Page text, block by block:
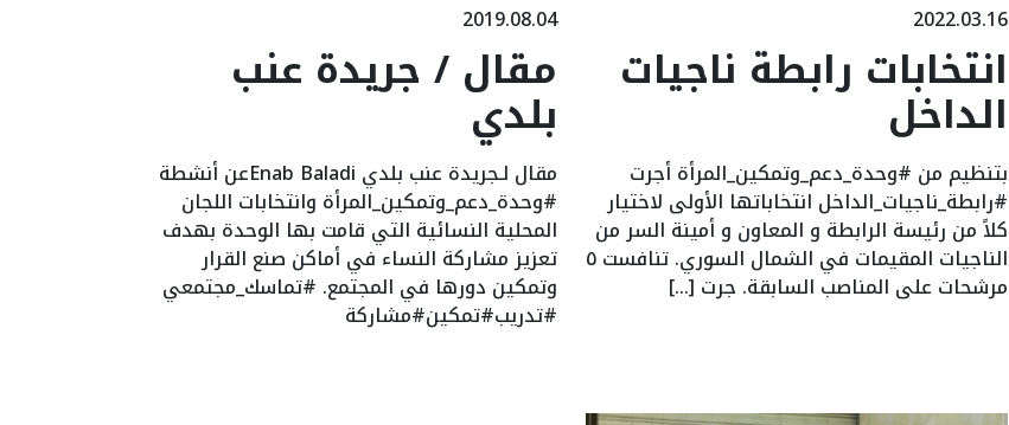
2022.03.16
انتخابات رابطة ناجيات
الداخل
بتنظيم من #وحدة_دعم_وتمكين_المرأة أجرت
#رابطة_ناجيات_الداخل انتخاباتها الأولى لاختيار
كلاً من رئيسة الرابطة و المعاون و أمينة السر من
الناجيات المقيمات في الشمال السوري. تنافست ٥
مرشحات على المناصب السابقة. جرت […]
2019.08.04
مقال / جريدة عنب
بلدي
مقال لـجريدة عنب بلدي Enab Baladiعن أنشطة
#وحدة_دعم_وتمكين_المرأة وانتخابات اللجان
المحلية النسائية التي قامت بها الوحدة بهدف
تعزيز مشاركة النساء في أماكن صنع القرار
وتمكين دورها في المجتمع. #تماسك_مجتمعي
#تدريب#تمكين#مشاركة